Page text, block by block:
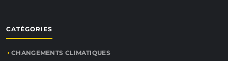
CATÉGORIES
CHANGEMENTS CLIMATIQUES